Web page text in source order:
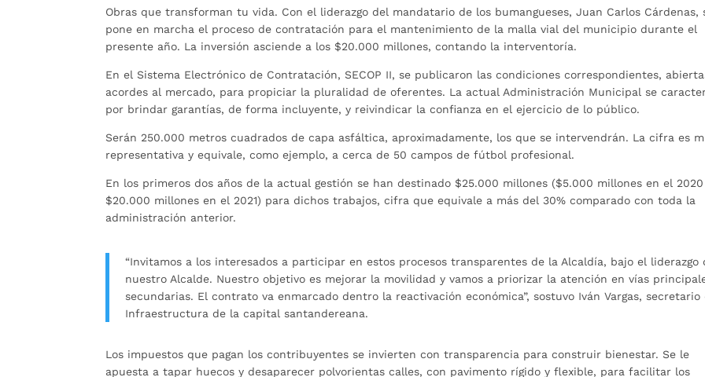
flecha
o
Obras que transforman tu vida. Con el liderazgo del mandatario de los bumangueses, Juan Carlos Cárdenas,
pone en marcha el proceso de contratación para el mantenimiento de la malla vial del municipio durante el
presente año. La inversión asciende a los $20.000 millones, contando la interventoría.
En el Sistema Electrónico de Contratación, SECOP II, se publicaron las condiciones correspondientes,
acordes al mercado, para propiciar la pluralidad de oferentes. La actual Administración Municipal se
por brindar garantías, de forma incluyente, y reivindicar la confianza en el ejercicio de lo público.
Serán 250.000 metros cuadrados de capa asfáltica, aproximadamente, los que se intervendrán. La cifra es
representativa y equivale, como ejemplo, a cerca de 50 campos de fútbol profesional.
En los primeros dos años de la actual gestión se han destinado $25.000 millones ($5.000 millones en el
$20.000 millones en el 2021) para dichos trabajos, cifra que equivale a más del 30% comparado con toda la
administración anterior.
“Invitamos a los interesados a participar en estos procesos transparentes de la Alcaldía, bajo el liderazgo
nuestro Alcalde. Nuestro objetivo es mejorar la movilidad y vamos a priorizar la atención en vías
secundarias. El contrato va enmarcado dentro la reactivación económica”, sostuvo Iván Vargas, secretario
Infraestructura de la capital santandereana.
Los impuestos que pagan los contribuyentes se invierten con transparencia para construir bienestar. Se le
apuesta a tapar huecos y desaparecer polvorientas calles, con pavimento rígido y flexible, para facilitar los